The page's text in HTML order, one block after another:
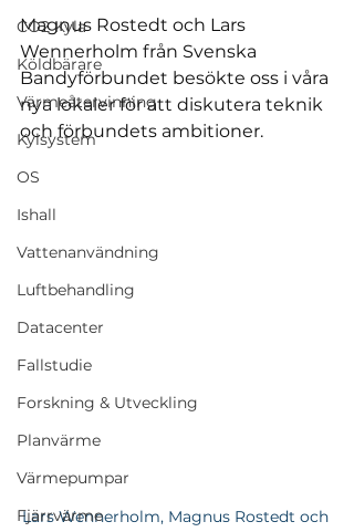
CO2 Kyla
Köldbärare
Värmeåtervinning
Kylsystem
OS
Ishall
Vattenanvändning
Luftbehandling
Datacenter
Fallstudie
Forskning & Utveckling
Planvärme
Värmepumpar
Fjärrvärme
Magnus Rostedt och Lars
Wennerholm från Svenska
Bandyförbundet besökte oss i våra
nya lokaler för att diskutera teknik
och förbundets ambitioner.
Lars Wennerholm, Magnus Rostedt och